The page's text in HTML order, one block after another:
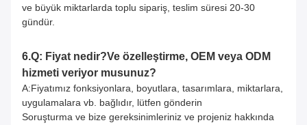
ve büyük miktarlarda toplu sipariş, teslim süresi 20-30
gündür.
6.Q: Fiyat nedir?Ve özelleştirme, OEM veya ODM
hizmeti veriyor musunuz?
A:Fiyatımız fonksiyonlara, boyutlara, tasarımlara, miktarlara,
uygulamalara vb. bağlıdır, lütfen gönderin
Soruşturma ve bize gereksinimleriniz ve projeniz hakkında